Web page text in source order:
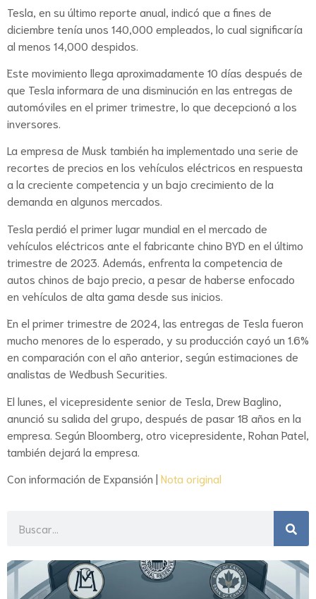
Tesla, en su último reporte anual, indicó que a fines de
diciembre tenía unos 140,000 empleados, lo cual significaría
al menos 14,000 despidos.
Este movimiento llega aproximadamente 10 días después de
que Tesla informara de una disminución en las entregas de
automóviles en el primer trimestre, lo que decepcionó a los
inversores.
La empresa de Musk también ha implementado una serie de
recortes de precios en los vehículos eléctricos en respuesta
a la creciente competencia y un bajo crecimiento de la
demanda en algunos mercados.
Tesla perdió el primer lugar mundial en el mercado de
vehículos eléctricos ante el fabricante chino BYD en el último
trimestre de 2023. Además, enfrenta la competencia de
autos chinos de bajo precio, a pesar de haberse enfocado
en vehículos de alta gama desde sus inicios.
En el primer trimestre de 2024, las entregas de Tesla fueron
mucho menores de lo esperado, y su producción cayó un 1.6%
en comparación con el año anterior, según estimaciones de
analistas de Wedbush Securities.
El lunes, el vicepresidente senior de Tesla, Drew Baglino,
anunció su salida del grupo, después de pasar 18 años en la
empresa. Según Bloomberg, otro vicepresidente, Rohan Patel,
también dejará la empresa.
Con información de Expansión | Nota original